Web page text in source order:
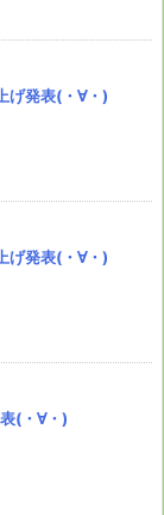
げ発表(・∀・)
げ発表(・∀・)
(・∀・)